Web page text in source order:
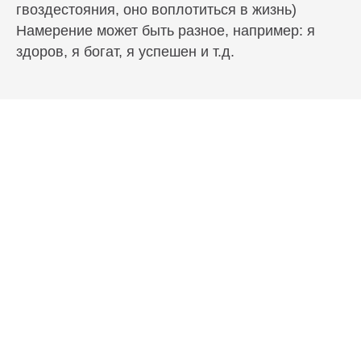
гвоздестояния, оно воплотиться в жизнь)
Намерение может быть разное, например: я
здоров, я богат, я успешен и т.д.